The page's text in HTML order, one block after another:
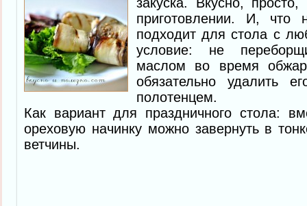
приготовлении. И, что
подходит для стола с
условие: не
маслом во время
обязательно удалить
полотенцем.
Как вариант для праздничного стола:
ореховую начинку можно завернуть в
ветчины.